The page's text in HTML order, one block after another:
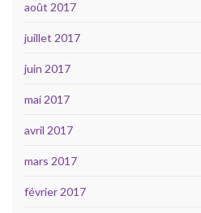
août 2017
juillet 2017
juin 2017
mai 2017
avril 2017
mars 2017
février 2017